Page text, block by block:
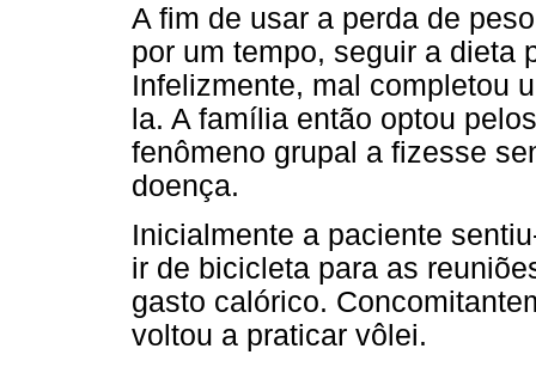
A fim de usar a perda de
por um tempo, seguir a dieta
Infelizmente, mal completou
la. A família então optou
fenômeno grupal a fizesse
doença.
Inicialmente a paciente
ir de bicicleta para as
gasto calórico.
voltou a praticar vôlei.